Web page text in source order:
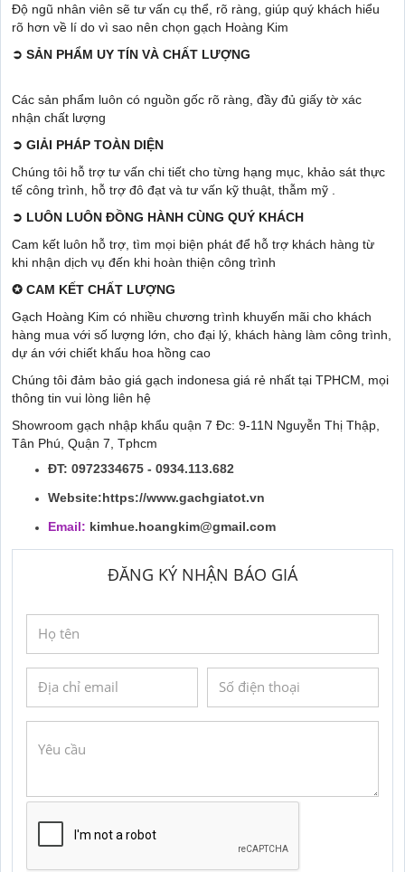
Độ ngũ nhân viên sẽ tư vấn cụ thể, rõ ràng, giúp quý khách hiểu
rõ hơn về lí do vì sao nên chọn gạch Hoàng Kim
➲ SẢN PHẨM UY TÍN VÀ CHẤT LƯỢNG
Các sản phẩm luôn có nguồn gốc rõ ràng, đầy đủ giấy tờ xác
nhận chất lượng
➲ GIẢI PHÁP TOÀN DIỆN
Chúng tôi hỗ trợ tư vấn chi tiết cho từng hạng mục, khảo sát thực
tế công trình, hỗ trợ đô đạt và tư vấn kỹ thuật, thẫm mỹ .
➲ LUÔN LUÔN ĐỒNG HÀNH CÙNG QUÝ KHÁCH
Cam kết luôn hỗ trợ, tìm mọi biện phát để hỗ trợ khách hàng từ
khi nhận dịch vụ đến khi hoàn thiện công trình
✪ CAM KẾT CHẤT LƯỢNG
Gạch Hoàng Kim có nhiều chương trình khuyến mãi cho khách
hàng mua với số lượng lớn, cho đại lý, khách hàng làm công trình,
dự án với chiết khấu hoa hồng cao
Chúng tôi đảm bảo giá gạch indonesa giá rẻ nhất tại TPHCM, mọi
thông tin vui lòng liên hệ
Showroom gạch nhập khẩu quận 7 Đc: 9-11N Nguyễn Thị Thập,
Tân Phú, Quận 7, Tphcm
ĐT: 0972334675 - 0934.113.682
Website:https://www.gachgiatot.vn
Email: kimhue.hoangkim@gmail.com
ĐĂNG KÝ NHẬN BÁO GIÁ